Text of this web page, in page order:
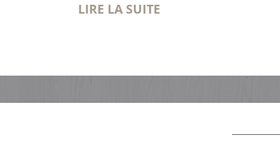
LIRE LA SUITE